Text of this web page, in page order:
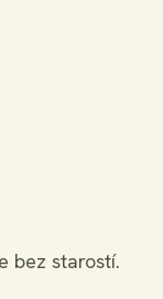
bez starostí.